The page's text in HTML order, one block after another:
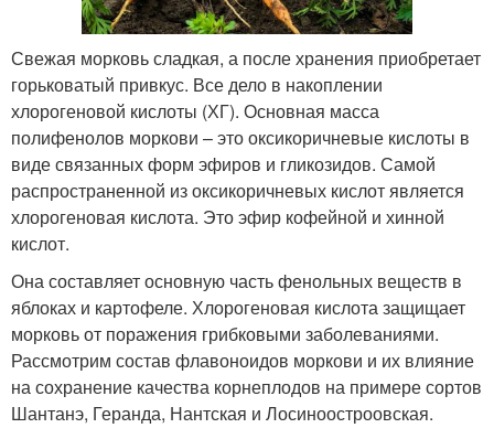
Свежая морковь сладкая, а после хранения приобретает
горьковатый привкус. Все дело в накоплении
хлорогеновой кислоты (ХГ). Основная масса
полифенолов моркови – это оксикоричневые кислоты в
виде связанных форм эфиров и гликозидов. Самой
распространенной из оксикоричневых кислот является
хлорогеновая кислота. Это эфир кофейной и хинной
кислот.
Она составляет основную часть фенольных веществ в
яблоках и картофеле. Хлорогеновая кислота защищает
морковь от поражения грибковыми заболеваниями.
Рассмотрим состав флавоноидов моркови и их влияние
на сохранение качества корнеплодов на примере сортов
Шантанэ, Геранда, Нантская и Лосиноостроовская.